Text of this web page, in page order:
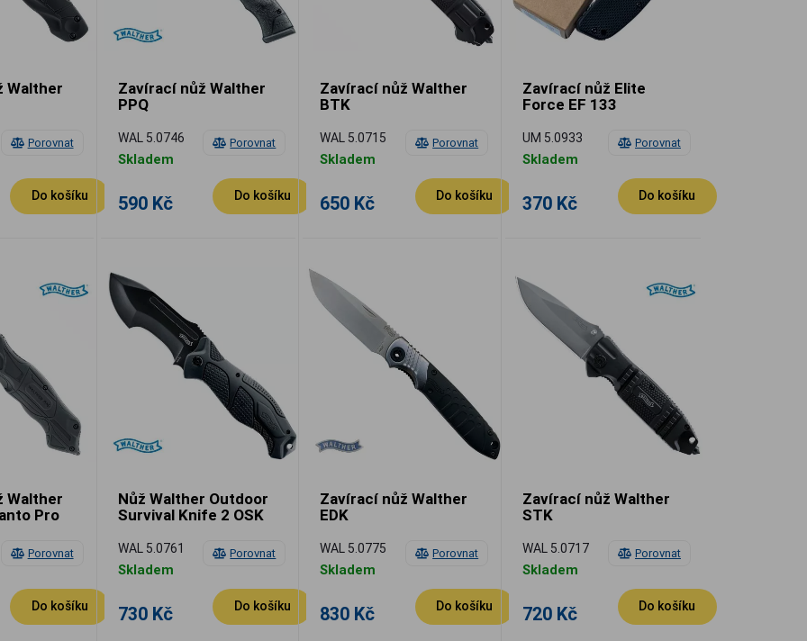
Porovnat
Walther
Do košíku
Porovnat
Zavírací nůž Walther
PPQ
WAL 5.0746
Skladem
590 Kč Do košíku
Porovnat
Zavírací nůž Walther
BTK
WAL 5.0715
Skladem
650 Kč Do košíku
Porovnat
Zavírací nůž Elite
Force EF 133
UM 5.0933
Skladem
370 Kč Do košíku
Porovnat
Walther
Pro
Do košíku
Porovnat
Nůž Walther Outdoor
Survival Knife 2 OSK
WAL 5.0761
Skladem
730 Kč Do košíku
Porovnat
Zavírací nůž Walther
EDK
WAL 5.0775
Skladem
830 Kč Do košíku
Porovnat
Zavírací nůž Walther
STK
WAL 5.0717
Skladem
720 Kč Do košíku